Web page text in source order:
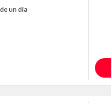
un día